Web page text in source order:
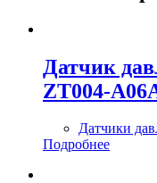
Датчик
ZT004-
Датчики
Подробнее